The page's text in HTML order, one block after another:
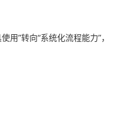
用”转向“系统化流程能力”，